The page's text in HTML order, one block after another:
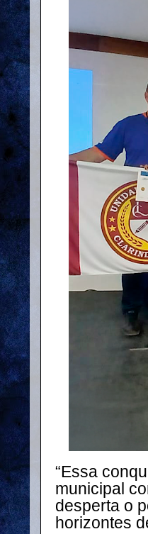
“Essa
municipal
desperta o
horizontes